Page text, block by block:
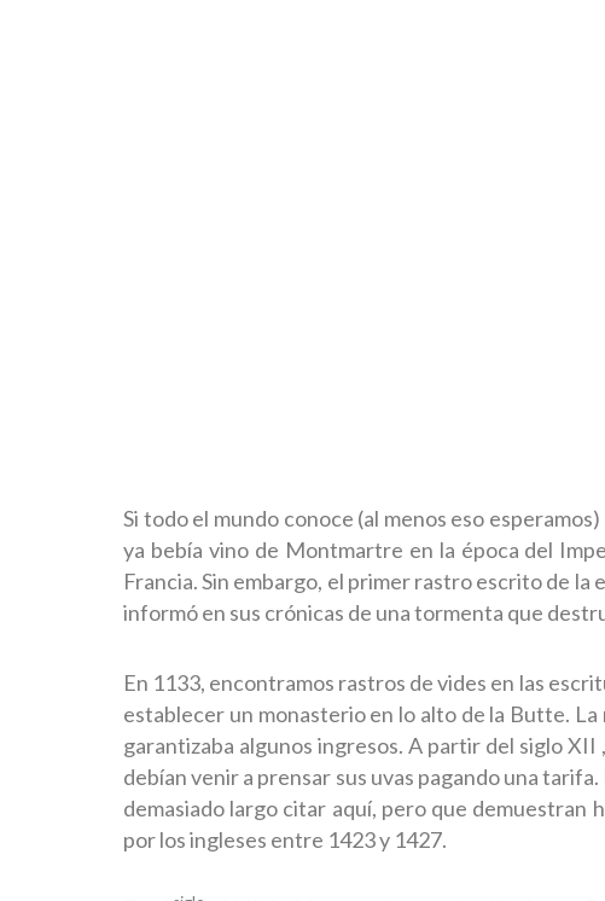
Si todo el mundo conoce (al menos eso
ya bebía vino de Montmartre en la época del
Francia. Sin embargo, el primer rastro escrito de
informó en sus crónicas de una tormenta que
En 1133, encontramos rastros de vides en las
establecer un monasterio en lo alto de la Butte.
garantizaba algunos ingresos. A partir del siglo
debían venir a prensar sus uvas pagando una
demasiado largo citar aquí, pero que demuestran
por los ingleses entre 1423 y 1427.